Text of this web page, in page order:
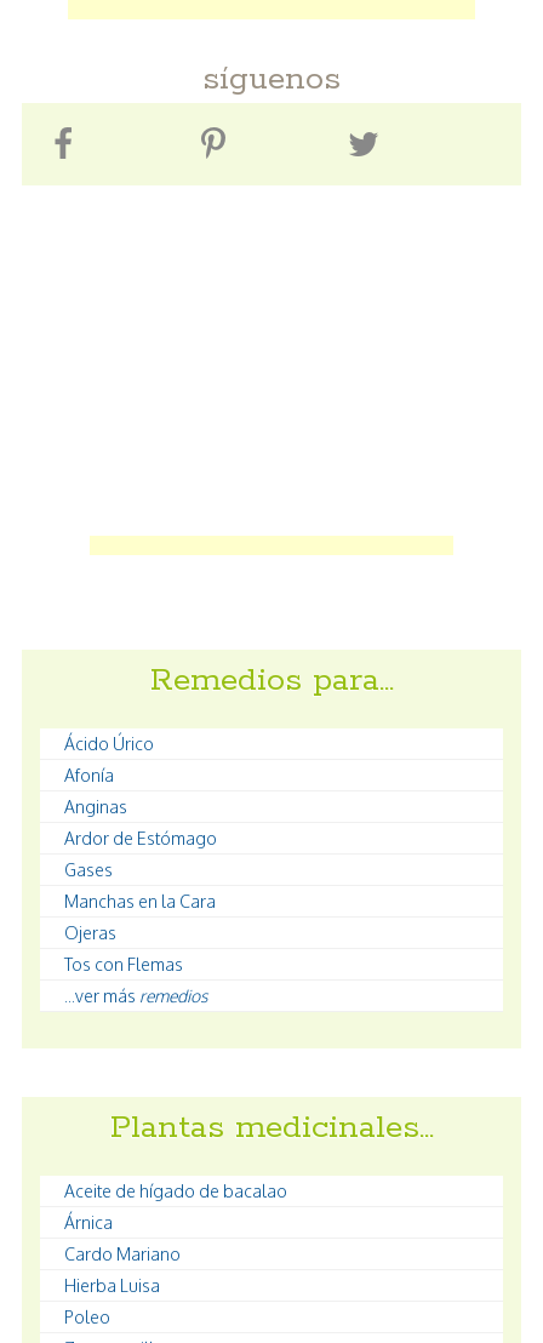
síguenos
Remedios para…
Ácido Úrico
Afonía
Anginas
Ardor de Estómago
Gases
Manchas en la Cara
Ojeras
Tos con Flemas
...ver más remedios
Plantas medicinales…
Aceite de hígado de bacalao
Árnica
Cardo Mariano
Hierba Luisa
Poleo